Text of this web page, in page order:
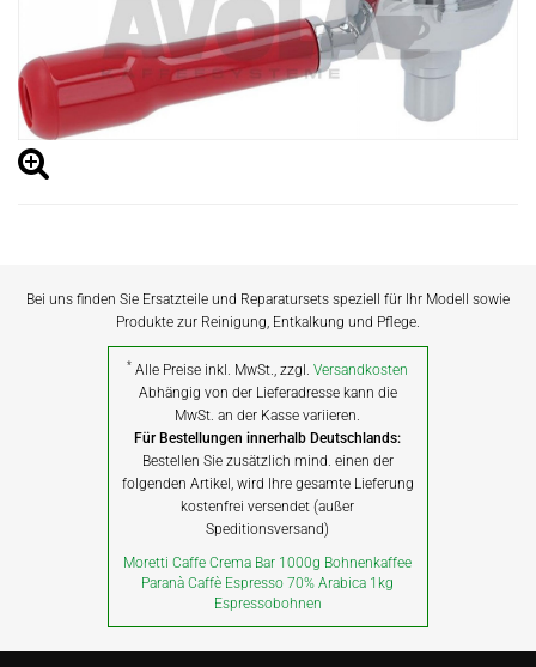
Bei uns finden Sie Ersatzteile und Reparatursets speziell für Ihr Modell sowie
Produkte zur Reinigung, Entkalkung und Pflege.
* Alle Preise inkl. MwSt., zzgl.Versandkosten
Abhängig von der Lieferadresse kann die
MwSt. an der Kasse variieren.
Für Bestellungen innerhalb Deutschlands:
Bestellen Sie zusätzlich mind. einen der
folgenden Artikel, wird Ihre gesamte Lieferung
kostenfrei versendet (außer
Speditionsversand)
Moretti Caffe Crema Bar 1000g Bohnenkaffee
Paranà Caffè Espresso 70% Arabica 1kg
Espressobohnen